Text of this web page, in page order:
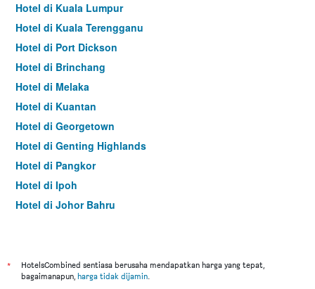
Hotel di Kuala Lumpur
Hotel di Kuala Terengganu
Hotel di Port Dickson
Hotel di Brinchang
Hotel di Melaka
Hotel di Kuantan
Hotel di Georgetown
Hotel di Genting Highlands
Hotel di Pangkor
Hotel di Ipoh
Hotel di Johor Bahru
Hotel di Kuching
Hotel di Tokyo
*
HotelsCombined sentiasa berusaha mendapatkan harga yang tepat,
bagaimanapun, harga tidak dijamin.